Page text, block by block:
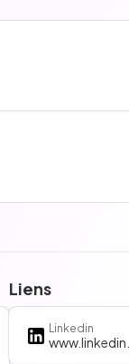
Liens
Linkedin